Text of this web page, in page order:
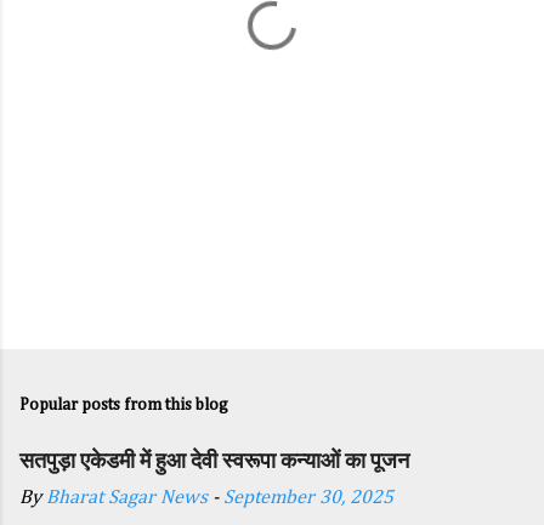
Popular posts from this blog
सतपुड़ा एकेडमी में हुआ देवी स्वरूपा कन्याओं का पूजन
ByBharat Sagar News - September 30, 2025